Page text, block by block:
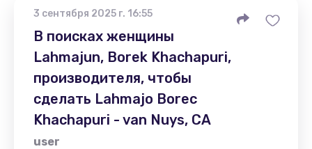
3 сентября 2025 г. 16:55
В поисках женщины
Lahmajun, Borek Khachapuri,
производителя, чтобы
сделать Lahmajo Borec
Khachapuri - van Nuys, CA
user